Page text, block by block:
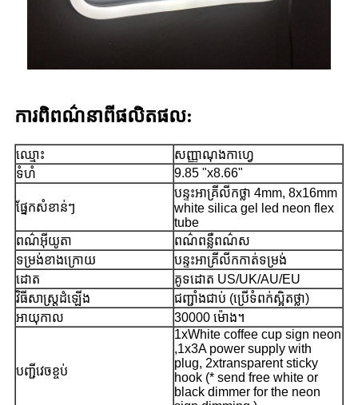
ការ​ពិពណ៌នា​ពី​ផលិតផល:
ឈ្មោះ
សញ្ញាណុងកាហ្វេ
ទំហំ
9.85 "x8.66"
ផ្នែកសំខាន់ៗ
បន្ទះអាគ្រីលីកថ្លា 4mm, 8x16mm
white silica gel led neon flex
tube
ពណ៌អ៊ីយូតា
ពណ៌ពន្លឺពណ៌ស
ទម្រង់ខាងក្រោយ
បន្ទះអាគ្រីលីកកាត់ទម្រង់
ដោត
គូទដោត US/UK/AU/EU
វិធីសាស្រ្តដំឡើង
ជញ្ជាំងជាប់ (ប្រើទំពក់ស្អិតថ្លា)
អាយុកាល
30000 ម៉ោង។
បញ្ជី​វេច​ខ្ចប់
1xWhite coffee cup sign neon
,1x3A power supply with
plug, 2xtransparent sticky
hook (* send free white or
black dimmer for the neon